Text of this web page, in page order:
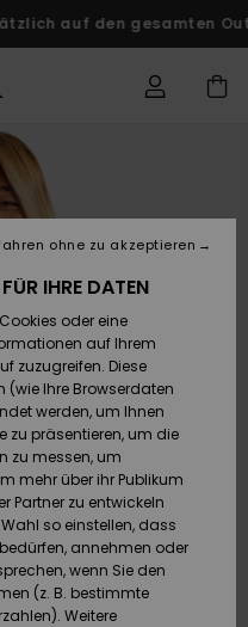
auf den gesamten
IHRE DATEN
oder eine
auf Ihrem
zuzugreifen. Diese
Ihre Browserdaten
werden, um Ihnen
zu präsentieren, um die
zu messen, um
mehr über ihr Publikum
Partner zu entwickeln
so einstellen, dass
annehmen oder
wenn Sie den
(z. B. bestimmte
Weitere
ohne zu akzeptieren